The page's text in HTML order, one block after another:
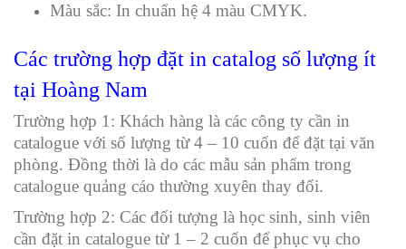
Màu sắc: In chuẩn hệ 4 màu CMYK.
Các trường hợp đặt in catalog số lượng ít
tại Hoàng Nam
Trường hợp 1: Khách hàng là các công ty cần in
catalogue với số lượng từ 4 – 10 cuốn để đặt tại văn
phòng. Đồng thời là do các mẫu sản phẩm trong
catalogue quảng cáo thường xuyên thay đổi.
Trường hợp 2: Các đối tượng là học sinh, sinh viên
cần đặt in catalogue từ 1 – 2 cuốn để phục vụ cho